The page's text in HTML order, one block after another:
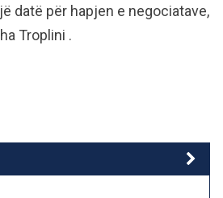
datë për hapjen e negociatave,
Troplini .